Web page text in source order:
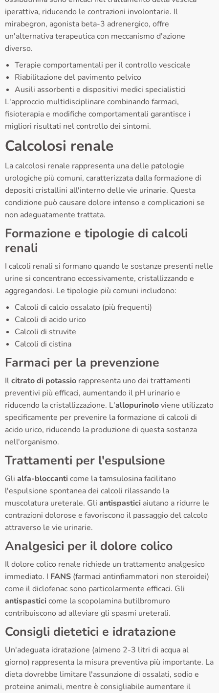
iperattiva, riducendo le contrazioni involontarie. Il
mirabegron, agonista beta-3 adrenergico, offre
un'alternativa terapeutica con meccanismo d'azione
diverso.
Terapie comportamentali per il controllo vescicale
Riabilitazione del pavimento pelvico
Ausili assorbenti e dispositivi medici specialistici
L'approccio multidisciplinare combinando farmaci,
fisioterapia e modifiche comportamentali garantisce i
migliori risultati nel controllo dei sintomi.
Calcolosi renale
La calcolosi renale rappresenta una delle patologie
urologiche più comuni, caratterizzata dalla formazione di
depositi cristallini all'interno delle vie urinarie. Questa
condizione può causare dolore intenso e complicazioni se
non adeguatamente trattata.
Formazione e tipologie di calcoli
renali
I calcoli renali si formano quando le sostanze presenti nelle
urine si concentrano eccessivamente, cristallizzando e
aggregandosi. Le tipologie più comuni includono:
Calcoli di calcio ossalato (più frequenti)
Calcoli di acido urico
Calcoli di struvite
Calcoli di cistina
Farmaci per la prevenzione
Ilcitrato di potassio rappresenta uno dei trattamenti
preventivi più efficaci, aumentando il pH urinario e
riducendo la cristallizzazione. L'allopurinoloviene utilizzato
specificamente per prevenire la formazione di calcoli di
acido urico, riducendo la produzione di questa sostanza
nell'organismo.
Trattamenti per l'espulsione
Gli alfa-bloccanticome la tamsulosina facilitano
l'espulsione spontanea dei calcoli rilassando la
muscolatura ureterale. Gli antispastici aiutano a ridurre le
contrazioni dolorose e favoriscono il passaggio del calcolo
attraverso le vie urinarie.
Analgesici per il dolore colico
Il dolore colico renale richiede un trattamento analgesico
immediato. I FANS (farmaci antinfiammatori non steroidei)
come il diclofenac sono particolarmente efficaci. Gli
antispasticicome la scopolamina butilbromuro
contribuiscono ad alleviare gli spasmi ureterali.
Consigli dietetici e idratazione
Un'adeguata idratazione (almeno 2-3 litri di acqua al
giorno) rappresenta la misura preventiva più importante. La
dieta dovrebbe limitare l'assunzione di ossalati, sodio e
proteine animali, mentre è consigliabile aumentare il